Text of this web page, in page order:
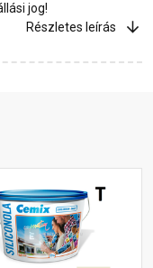
jog!
Részletes leírás